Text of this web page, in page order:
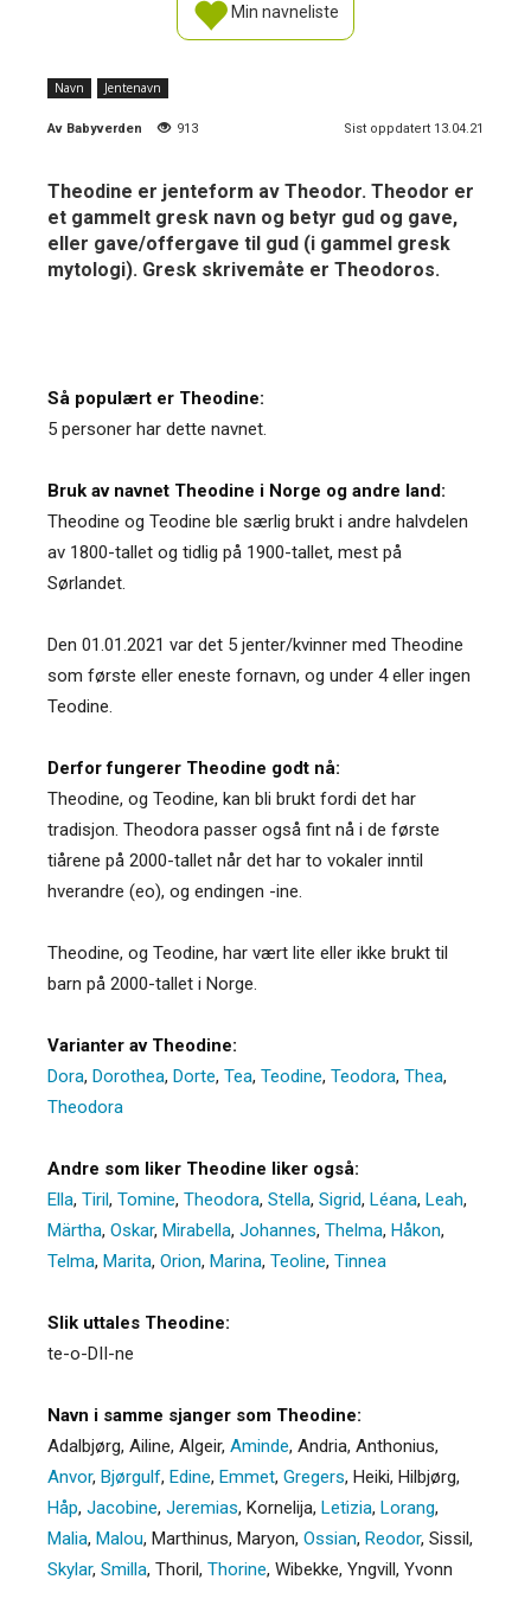
Min navneliste
Navn Jentenavn
Av Babyverden 913 Sist oppdatert 13.04.21
Theodine er jenteform av Theodor. Theodor er
et gammelt gresk navn og betyr gud og gave,
eller gave/offergave til gud (i gammel gresk
mytologi). Gresk skrivemåte er Theodoros.
Så populært er Theodine:
5 personer har dette navnet.
Bruk av navnet Theodine i Norge og andre land:
Theodine og Teodine ble særlig brukt i andre halvdelen
av 1800-tallet og tidlig på 1900-tallet, mest på
Sørlandet.
Den 01.01.2021 var det 5 jenter/kvinner med Theodine
som første eller eneste fornavn, og under 4 eller ingen
Teodine.
Derfor fungerer Theodine godt nå:
Theodine, og Teodine, kan bli brukt fordi det har
tradisjon. Theodora passer også fint nå i de første
tiårene på 2000-tallet når det har to vokaler inntil
hverandre (eo), og endingen -ine.
Theodine, og Teodine, har vært lite eller ikke brukt til
barn på 2000-tallet i Norge.
Varianter av Theodine:
Dora, Dorothea, Dorte, Tea, Teodine, Teodora, Thea,
Theodora
Andre som liker Theodine liker også:
Ella, Tiril, Tomine, Theodora, Stella, Sigrid, Léana, Leah,
Märtha, Oskar, Mirabella, Johannes, Thelma, Håkon,
Telma, Marita, Orion, Marina, Teoline, Tinnea
Slik uttales Theodine:
te-o-DII-ne
Navn i samme sjanger som Theodine:
Adalbjørg, Ailine, Algeir, Aminde, Andria, Anthonius,
Anvor, Bjørgulf, Edine, Emmet, Gregers, Heiki, Hilbjørg,
Håp, Jacobine, Jeremias, Kornelija, Letizia, Lorang,
Malia, Malou, Marthinus, Maryon, Ossian, Reodor, Sissil,
Skylar, Smilla, Thoril, Thorine, Wibekke, Yngvill, Yvonn